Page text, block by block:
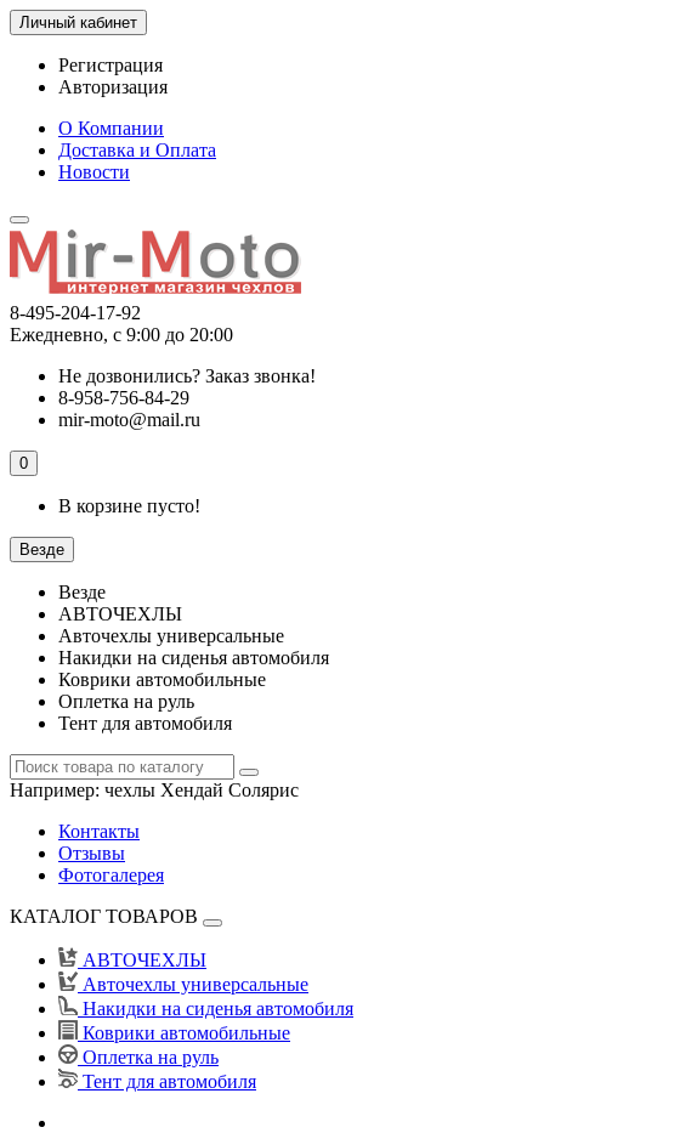
Личный кабинет
Регистрация
Авторизация
О Компании
Доставка и Оплата
Новости
8-495-204-17-92
Ежедневно, с 9:00 до 20:00
Не дозвонились? Заказ звонка!
8-958-756-84-29
mir-moto@mail.ru
0
В корзине пусто!
Везде
Везде
АВТОЧЕХЛЫ
Авточехлы универсальные
Накидки на сиденья автомобиля
Коврики автомобильные
Оплетка на руль
Тент для автомобиля
Например: чехлы Хендай Солярис
Контакты
Отзывы
Фотогалерея
КАТАЛОГ ТОВАРОВ
АВТОЧЕХЛЫ
Авточехлы универсальные
Накидки на сиденья автомобиля
Коврики автомобильные
Оплетка на руль
Тент для автомобиля